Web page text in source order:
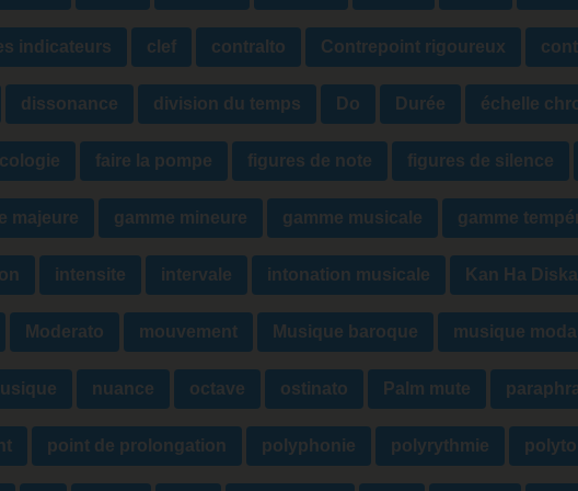
indicateurs clef contralto Contrepoint rigoureux
dissonance division du temps Do Durée échelle
faire la pompe figures de note figures de silence
majeure gamme mineure gamme musicale gamme
intensite intervale intonation musicale Kan Ha
Moderato mouvement Musique baroque musique
nuance octave ostinato Palm mute
point de prolongation polyphonie polyrythmie